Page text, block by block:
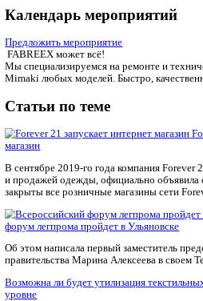
По мнению Инны Святенко,
технической базы учебных
стажировок на предприятиях и
образовательных программ.
«Без кадров нет будущего у
нужно с подготовки людей», —
Источник:legport.ru
FABREEX может всё!
Мы специализируемся на
Mimaki любых моделей. Быстро,
Календарь
Предложить мероприятие